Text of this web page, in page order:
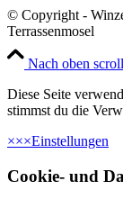
© Copyright -
Terrassenmosel
Nach oben
Diese Seite
stimmst du die
×××Einstellungen
Cookie- und